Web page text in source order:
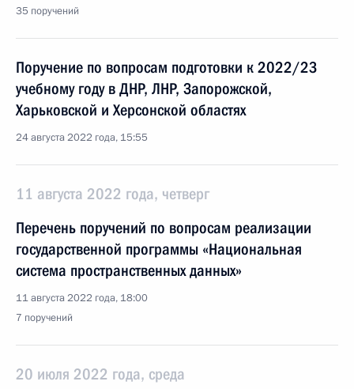
35 поручений
Поручение по вопросам подготовки к 2022/23
учебному году в ДНР, ЛНР, Запорожской,
Харьковской и Херсонской областях
24 августа 2022 года, 15:55
11 августа 2022 года, четверг
Перечень поручений по вопросам реализации
государственной программы «Национальная
система пространственных данных»
11 августа 2022 года, 18:00
7 поручений
20 июля 2022 года, среда